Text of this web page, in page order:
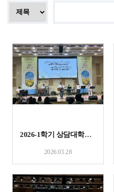
2026-1학기 상담대학원 학술대회
2026.05.28